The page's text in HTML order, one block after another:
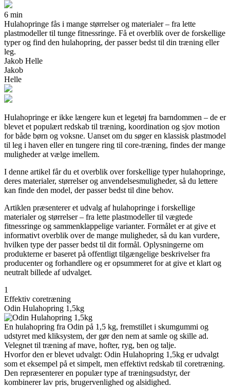
6 min
Hulahopringe fås i mange størrelser og materialer – fra lette
plastmodeller til tunge fitnessringe. Få et overblik over de forskellige
typer og find den hulahopring, der passer bedst til din træning eller
leg.
Jakob Helle
Jakob
Helle
Hulahopringe er ikke længere kun et legetøj fra barndommen – de er
blevet et populært redskab til træning, koordination og sjov motion
for både børn og voksne. Uanset om du søger en klassisk plastmodel
til leg i haven eller en tungere ring til core-træning, findes der mange
muligheder at vælge imellem.
I denne artikel får du et overblik over forskellige typer hulahopringe,
deres materialer, størrelser og anvendelsesmuligheder, så du lettere
kan finde den model, der passer bedst til dine behov.
Artiklen præsenterer et udvalg af hulahopringe i forskellige
materialer og størrelser – fra lette plastmodeller til vægtede
fitnessringe og sammenklappelige varianter. Formålet er at give et
informativt overblik over de mange muligheder, så du kan vurdere,
hvilken type der passer bedst til dit formål. Oplysningerne om
produkterne er baseret på offentligt tilgængelige beskrivelser fra
producenter og forhandlere og er opsummeret for at give et klart og
neutralt billede af udvalget.
1
Effektiv coretræning
Odin Hulahopring 1,5kg
En hulahopring fra Odin på 1,5 kg, fremstillet i skumgummi og
udstyret med kliksystem, der gør den nem at samle og skille ad.
Velegnet til træning af mave, hofter, ryg, ben og talje.
Hvorfor den er blevet udvalgt: Odin Hulahopring 1,5kg er udvalgt
som et eksempel på et simpelt, men effektivt redskab til coretræning.
Den repræsenterer en populær type af træningsudstyr, der
kombinerer lav pris, brugervenlighed og alsidighed.